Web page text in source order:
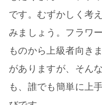
です。むずかしく考
みましょう。フラワ
ものから上級者向き
がありますが、そん
も、誰でも簡単に上